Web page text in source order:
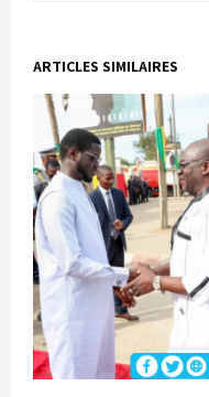
ARTICLES SIMILAIRES